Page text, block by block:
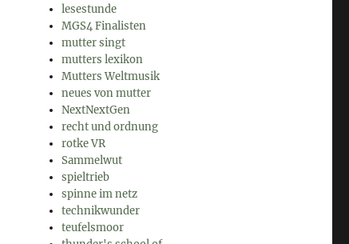
lesestunde
MGS4 Finalisten
mutter singt
mutters lexikon
Mutters Weltmusik
neues von mutter
NextNextGen
recht und ordnung
rotke VR
Sammelwut
spieltrieb
spinne im netz
technikwunder
teufelsmoor